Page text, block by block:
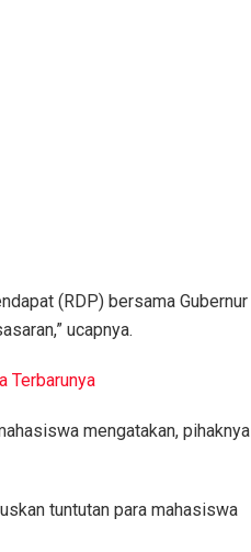
(RDP) bersama Gubernur
ucapnya.
Terbarunya
mengatakan, pihaknya
tuntutan para mahasiswa